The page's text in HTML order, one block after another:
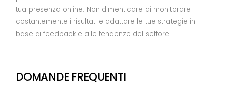
tua presenza online. Non dimenticare di monitorare
costantemente i risultati e adattare le tue strategie in
base ai feedback e alle tendenze del settore.
DOMANDE FREQUENTI